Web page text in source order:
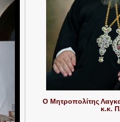
Ο Μητροπολίτης
κ.κ.